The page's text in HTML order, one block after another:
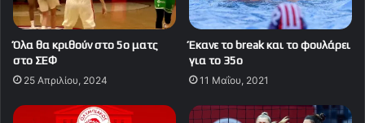
Όλα θα κριθούν στο 5ο ματς
στο ΣΕΦ
25 Απριλίου, 2024
Έκανε το break και το φουλάρει
για το 35ο
11 Μαΐου, 2021